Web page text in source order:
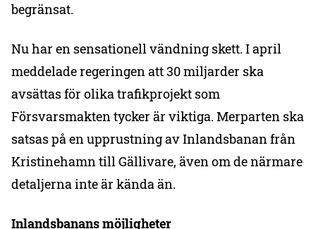
begränsat.
Nu har en sensationell vändning skett. I april
meddelade regeringen att 30 miljarder ska
avsättas för olika trafikprojekt som
Försvarsmakten tycker är viktiga. Merparten ska
satsas på en upprustning av Inlandsbanan från
Kristinehamn till Gällivare, även om de närmare
detaljerna inte är kända än.
Inlandsbanans möjligheter